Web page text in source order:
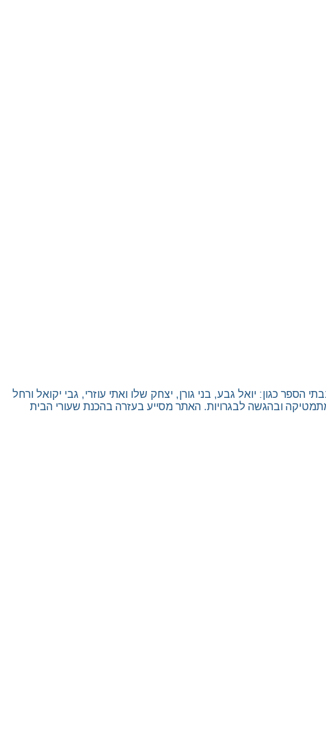
כגון: יואל גבע, בני גורן, יצחק שלו ואתי עוזרי, גבי יקואל ורחל
ובהגשה לבגרויות. האתר מסייע בעזרה בהכנת שעורי הבית